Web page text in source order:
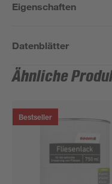
Eigenschaften
Datenblätter
Ähnliche
Bestseller